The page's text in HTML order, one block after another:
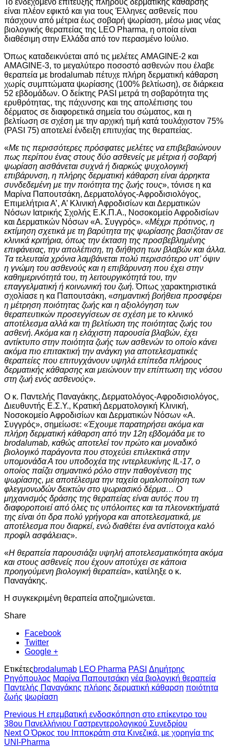
Το ενδεχόμενο επίτευξης πλήρους δερματικής κάθαρσης
είναι πλέον εφικτό και για τους Έλληνες ασθενείς που
πάσχουν από μέτρια έως σοβαρή ψωρίαση, μέσω μιας νέας
βιολογικής θεραπείας της LEO Pharma, η οποία είναι
διαθέσιμη στην Ελλάδα από τον περασμένο Ιούλιο.
Όπως καταδεικνύεται από τις μελέτες AMAGINE-2 και
AMAGINE-3, το μεγαλύτερο ποσοστό ασθενών που έλαβε
θεραπεία με brodalumab πέτυχε πλήρη δερματική κάθαρση
χωρίς συμπτώματα ψωρίασης (100% βελτίωση), σε διάρκεια
52 εβδομάδων. Ο δείκτης PASI μετρά τη σοβαρότητα της
ερυθρότητας, της πάχυνσης και της απολέπισης του
δέρματος σε διαφορετικά σημεία του σώματος, και η
βελτίωση σε σχέση με την αρχική τιμή κατά τουλάχιστον 75%
(PASI 75) αποτελεί ένδειξη επιτυχίας της θεραπείας.
«Με τις περισσότερες πρόσφατες μελέτες να επιβεβαιώνουν
πως περίπου ένας στους δύο ασθενείς με μέτρια ή σοβαρή
ψωρίαση αισθάνεται συχνά ή διαρκώς ψυχολογική
επιβάρυνση, η πλήρης δερματική κάθαρση είναι άρρηκτα
συνδεδεμένη με την ποιότητα της ζωής τους», τόνισε η κα
Μαρίνα Παπουτσάκη, Δερματολόγος-Αφροδισιολόγος,
Επιμελήτρια Α’, Α’ Κλινική Αφροδισίων και Δερματικών
Νόσων Ιατρικής Σχολής Ε.Κ.Π.Α., Νοσοκομείο Αφροδισίων
και Δερματικών Νόσων «Α. Συγγρός». «Μέχρι πρότινος, η
εκτίμηση σχετικά με τη βαρύτητα της ψωρίασης βασιζόταν σε
κλινικά κριτήρια, όπως την έκταση της προσβεβλημένης
επιφάνειας, την απολέπιση, τη διήθηση των βλαβών και άλλα.
Τα τελευταία χρόνια λαμβάνεται πολύ περισσότερο υπ’ όψιν
η γνώμη του ασθενούς και η επιβάρυνση που έχει στην
καθημερινότητά του, τη λειτουργικότητά του, την
επαγγελματική ή κοινωνική του ζωή.Όπως χαρακτηριστικά
σχολίασε η κα Παπουτσάκη, «σημαντική βοήθεια προσφέρει
η μέτρηση ποιότητας ζωής και η αξιολόγηση των
θεραπευτικών προσεγγίσεων σε σχέση με το κλινικό
αποτέλεσμα αλλά και τη βελτίωση της ποιότητας ζωής του
ασθενή. Ακόμα και η ελάχιστη παρουσία βλαβών, έχει
αντίκτυπο στην ποιότητα ζωής των ασθενών το οποίο κάνει
ακόμα πιο επιτακτική την ανάγκη για αποτελεσματικές
θεραπείες που επιτυγχάνουν υψηλά επίπεδα πλήρους
δερματικής κάθαρσης και μειώνουν την επίπτωση της νόσου
στη ζωή ενός ασθενούς».
Ο κ. Παντελής Παναγάκης, Δερματολόγος-Αφροδισιολόγος,
Διευθυντής Ε.Σ.Υ., Κρατική Δερματολογική Κλινική,
Νοσοκομείο Αφροδισίων και Δερματικών Νόσων «Α.
Συγγρός», σημείωσε: «Έχουμε παρατηρήσει ακόμα και
πλήρη δερματική κάθαρση από την 12η εβδομάδα με το
brodalumab, καθώς αποτελεί τον πρώτο και μοναδικό
βιολογικό παράγοντα που στοχεύει επιλεκτικά στην
υπομονάδα Α του υποδοχέα της ιντερλευκίνης IL-17, ο
οποίος παίζει σημαντικό ρόλο στην παθογένεση της
ψωρίασης, με αποτέλεσμα την ταχεία ομαλοποίηση των
φλεγμονωδών δεικτών στο ψωριασικό δέρμα… Ο
μηχανισμός δράσης της θεραπείας είναι αυτός που τη
διαφοροποιεί από όλες τις υπόλοιπες και τα πλεονεκτήματά
της είναι ότι δρα πολύ γρήγορα και αποτελεσματικά, με
αποτέλεσμα που διαρκεί, ενώ διαθέτει ένα αντίστοιχα καλό
προφίλ ασφάλειας».
«Η θεραπεία παρουσιάζει υψηλή αποτελεσματικότητα ακόμα
και στους ασθενείς που έχουν αποτύχει σε κάποια
προηγούμενη βιολογική θεραπεία», κατέληξε ο κ.
Παναγάκης.
Η συγκεκριμένη θεραπεία αποζημιώνεται.
Share
Facebook
Twitter
Google +
Ετικέτεςbrodalumab LEO Pharma PASI Δημήτρης
Ρηγόπουλος Μαρίνα Παπουτσάκη νέα βιολογική θεραπεία
Παντελής Παναγάκης πλήρης δερματική κάθαρση ποιότητα
ζωής ψωρίαση
Previous Η επεμβατική ενδοσκόπηση στο επίκεντρο του
38ου Πανελλήνιου Γαστρεντερολογικού Συνεδρίου
NextΟ Όρκος του Ιπποκράτη στα Κινεζικά, με χορηγία της
UNI-Pharma